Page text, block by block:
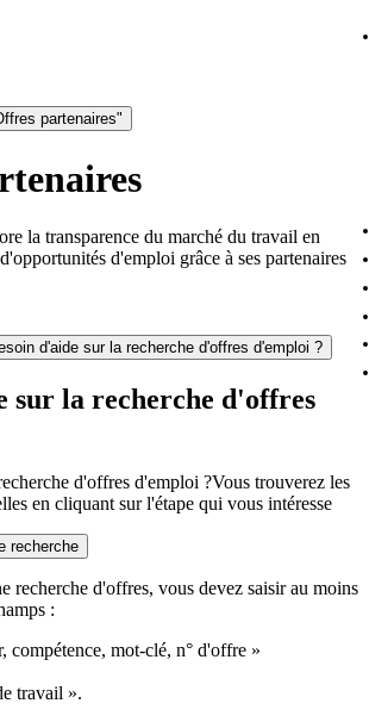
partenaires"
la transparence du marché du travail en
d'emploi grâce à ses partenaires
d'aide sur la recherche d'offres d'emploi ?
sur la recherche d'offres
d'offres d'emploi ?Vous trouverez les
en cliquant sur l'étape qui vous intéresse
recherche
recherche d'offres, vous devez saisir au moins
:
compétence, mot-clé, n° d'offre »
travail ».